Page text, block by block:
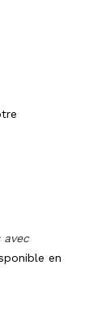
avec
en